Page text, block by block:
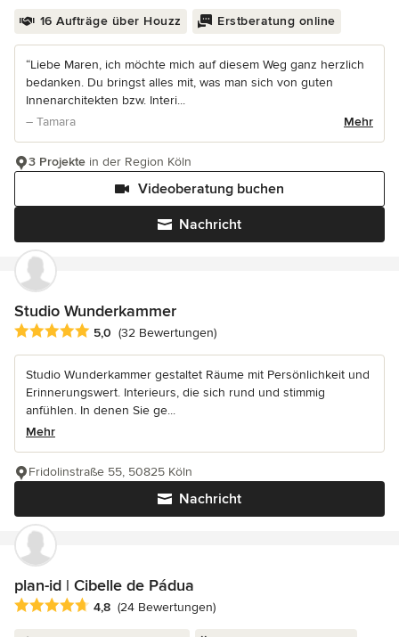
16 Aufträge über Houzz Erstberatung online
“Liebe Maren, ich möchte mich auf diesem Weg ganz herzlich
bedanken. Du bringst alles mit, was man sich von guten
Innenarchitekten bzw. Interi...
– Tamara
Mehr
Nachricht
Videoberatung buchen
3 Projekte in der Region Köln
Studio Wunderkammer
Durchschnittliche Bewertung: 5 von 5 Sternen
5,0 (32 Bewertungen)
Studio Wunderkammer gestaltet Räume mit Persönlichkeit und
Erinnerungswert. Interieurs, die sich rund und stimmig
anfühlen. In denen Sie ge...
Mehr
Nachricht
Fridolinstraße 55, 50825 Köln
plan-id | Cibelle de Pádua
Durchschnittliche Bewertung: 4.8 von 5 Sternen
4,8 (24 Bewertungen)